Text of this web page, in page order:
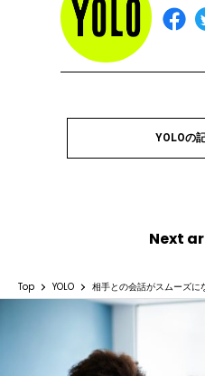
YOLOの
Next
Top YOLO 相手との会話がスムーズに